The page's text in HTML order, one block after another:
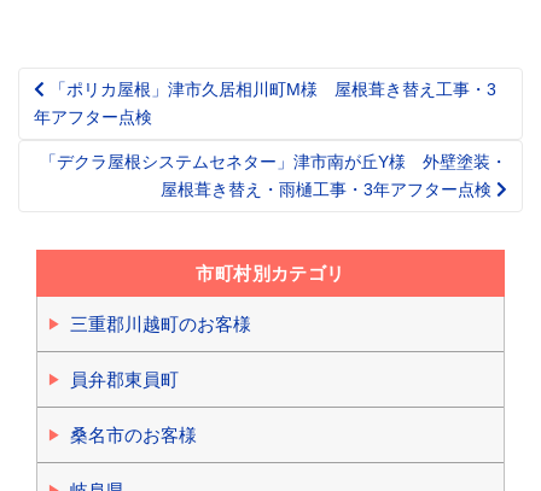
Post
navigation
「ポリカ屋根」津市久居相川町M様 屋根葺き替え工事・3
年アフター点検
「デクラ屋根システムセネター」津市南が丘Y様 外壁塗装・
屋根葺き替え・雨樋工事・3年アフター点検
市町村別カテゴリ
三重郡川越町のお客様
員弁郡東員町
桑名市のお客様